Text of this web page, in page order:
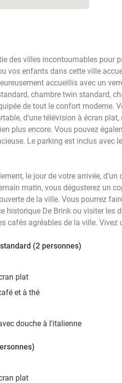
des villes incontournables pour
vos enfants dans cette ville
accueillis avec un
chambre twin standard,
de tout le confort moderne.
d'une télévision à écran
plus encore. Vous pouvez
Le parking est inclus avec
le jour de votre arrivée,
matin, vous dégusterez un
de la ville. Vous pourrez
historique De Brink ou visiter les
cafés agréables de la ville. Vivez
(2 personnes)
plat
et à thé
douche à l'italienne
plat